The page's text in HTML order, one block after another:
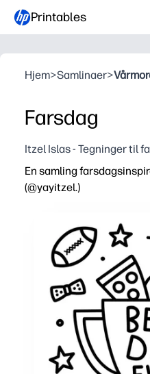
Printables
Hjem>Samlinaer>
Farsdag
Itzel Islas - Tegninger til
En samling
(@yayitzel.)
Morsomme miks-og-
Bygger finmotoriske
Ren linjekunst med